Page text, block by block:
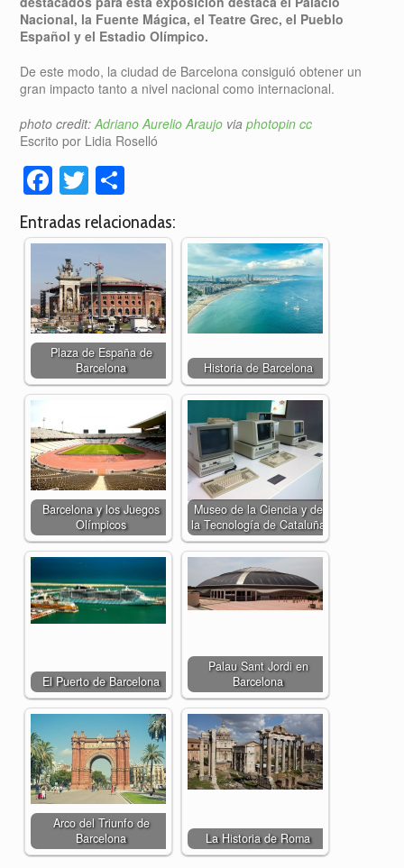
Nacional, la Fuente Mágica, el Teatre Grec, el Pueblo
Español y el Estadio Olímpico.
De este modo, la ciudad de Barcelona consiguió obtener un
gran impacto tanto a nivel nacional como internacional.
photo credit:Adriano Aurelio Araujo viaphotopin cc
Escrito por Lidia Roselló
Facebook
Twitter
Entradas relacionadas:
Plaza de España de
Barcelona
Historia de Barcelona
Barcelona y los Juegos
Olímpicos
Museo de la Ciencia y de
la Tecnología de Cataluña
El Puerto de Barcelona
Palau Sant Jordi en
Barcelona
Arco del Triunfo de
Barcelona
La Historia de Roma